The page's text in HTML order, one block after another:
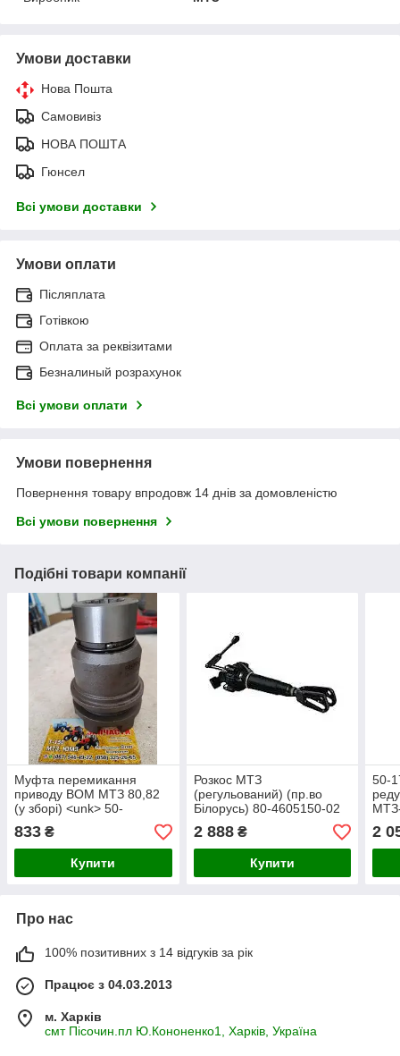
Умови доставки
Нова Пошта
Самовивіз
НОВА ПОШТА
Гюнсел
Всі умови доставки
Умови оплати
Післяплата
Готівкою
Оплата за реквізитами
Безналиный розрахунок
Всі умови оплати
Умови повернення
Повернення товару впродовж 14 днів за домовленістю
Всі умови повернення
Подібні товари компанії
Муфта перемикання
приводу ВОМ МТЗ 80,82
(у зборі) <unk> 50-
4202046-Б
833 ₴
Купити
Розкос МТЗ
(регульований) (пр.во
Білорусь) 80-4605150-02
2 888₴
Купити
50-
2
Про нас
100% позитивних з 14 відгуків за рік
Працює з 04.03.2013
м. Харків
смт Пісочин.пл Ю.Кононенко1, Харків, Україна